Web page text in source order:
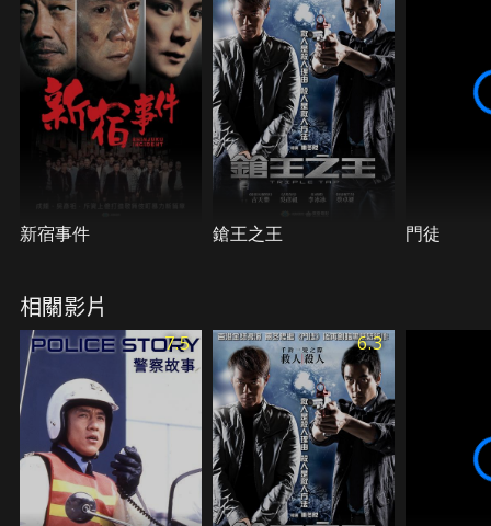
新宿事件 鎗王之王 門徒
相關影片
7.5 6.3